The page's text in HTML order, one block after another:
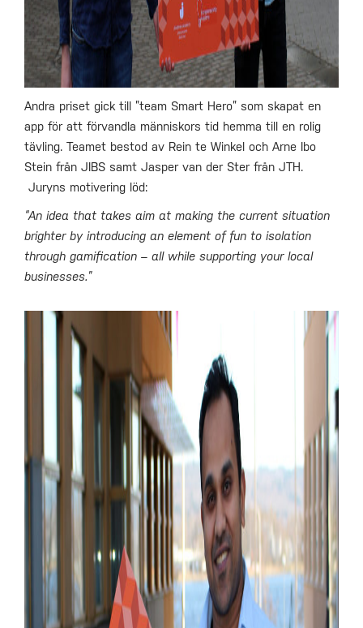
Andra priset gick till ”team Smart Hero” som skapat en
app för att förvandla människors tid hemma till en rolig
tävling. Teamet bestod av Rein te Winkel och Arne Ibo
Stein från JIBS samt Jasper van der Ster från JTH.
Juryns motivering löd:
“An idea that takes aim at making the current situation
brighter by introducing an element of fun to isolation
through gamification – all while supporting your local
businesses.”